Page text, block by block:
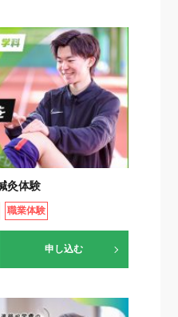
灸体験
職業体験
申し込む